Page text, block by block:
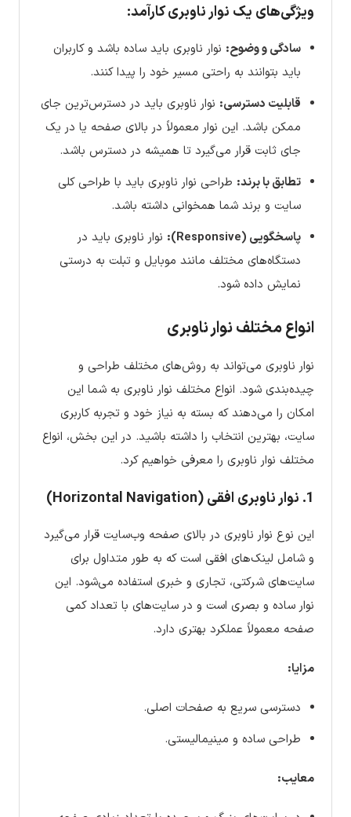
ویژگی‌های یک نوار ناوبری کارآمد:
سادگی و وضوح: نوار ناوبری باید ساده باشد و کاربران
باید بتوانند به راحتی مسیر خود را پیدا کنند.
قابلیت دسترسی: نوار ناوبری باید در دسترس‌ترین جای
ممکن باشد. این نوار معمولاً در بالای صفحه یا در یک
جای ثابت قرار می‌گیرد تا همیشه در دسترس باشد.
تطابق با برند: طراحی نوار ناوبری باید با طراحی کلی
سایت و برند شما همخوانی داشته باشد.
پاسخگویی (Responsive):
نوار ناوبری باید در
دستگاه‌های مختلف مانند موبایل و تبلت به درستی
نمایش داده شود.
انواع مختلف نوار ناوبری
نوار ناوبری می‌تواند به روش‌های مختلف طراحی و
چیده‌بندی شود. انواع مختلف نوار ناوبری به شما این
امکان را می‌دهند که بسته به نیاز خود و تجربه کاربری
سایت، بهترین انتخاب را داشته باشید. در این بخش، انواع
مختلف نوار ناوبری را معرفی خواهیم کرد.
1. نوار ناوبری افقی (Horizontal Navigation)
این نوع نوار ناوبری در بالای صفحه وب‌سایت قرار می‌گیرد
و شامل لینک‌های افقی است که به طور متداول برای
سایت‌های شرکتی، تجاری و خبری استفاده می‌شود. این
نوار ساده و بصری است و در سایت‌های با تعداد کمی
صفحه معمولاً عملکرد بهتری دارد.
مزایا:
دسترسی سریع به صفحات اصلی.
طراحی ساده و مینیمالیستی.
معایب: